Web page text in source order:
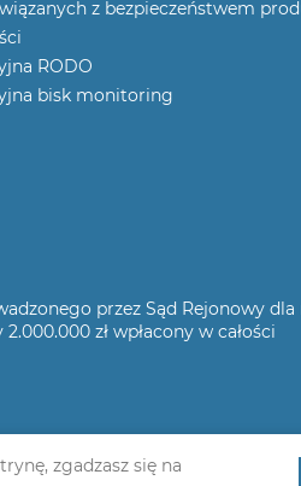
z bezpieczeństwem
RODO
bisk monitoring
przez Sąd Rejonowy
zł wpłacony w całości
zgadzasz się na